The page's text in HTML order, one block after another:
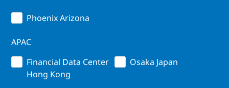
Phoenix Arizona
APAC
Financial Data Center
Hong Kong
Osaka Japan